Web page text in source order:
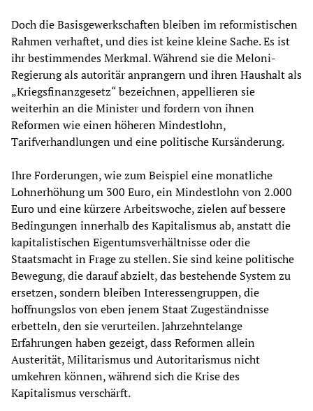
Doch die Basisgewerkschaften bleiben im reformistischen
Rahmen verhaftet, und dies ist keine kleine Sache. Es ist
ihr bestimmendes Merkmal. Während sie die Meloni-
Regierung als autoritär anprangern und ihren Haushalt als
„Kriegsfinanzgesetz“ bezeichnen, appellieren sie
weiterhin an die Minister und fordern von ihnen
Reformen wie einen höheren Mindestlohn,
Tarifverhandlungen und eine politische Kursänderung.
Ihre Forderungen, wie zum Beispiel eine monatliche
Lohnerhöhung um 300 Euro, ein Mindestlohn von 2.000
Euro und eine kürzere Arbeitswoche, zielen auf bessere
Bedingungen innerhalb des Kapitalismus ab, anstatt die
kapitalistischen Eigentumsverhältnisse oder die
Staatsmacht in Frage zu stellen. Sie sind keine politische
Bewegung, die darauf abzielt, das bestehende System zu
ersetzen, sondern bleiben Interessengruppen, die
hoffnungslos von eben jenem Staat Zugeständnisse
erbetteln, den sie verurteilen. Jahrzehntelange
Erfahrungen haben gezeigt, dass Reformen allein
Austerität, Militarismus und Autoritarismus nicht
umkehren können, während sich die Krise des
Kapitalismus verschärft.